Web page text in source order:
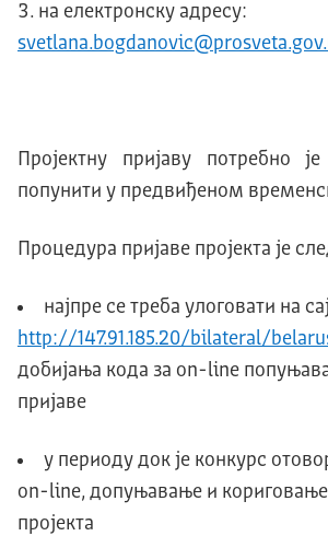
на електронску адресу:
Пројектну пријаву потребно
попунити у предвиђеном
Процедура пријаве пројекта је
најпре се треба улоговати на
http://147.91.185.20/bilateral/
добијања кoдa за on-line
пријаве
у периоду док је конкурс
on-line, допуњавање и
пројекта